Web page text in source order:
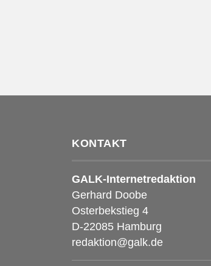
KONTAKT
GALK-Internetredaktion
Gerhard Doobe
Osterbekstieg 4
D-22085 Hamburg
redaktion@galk.de